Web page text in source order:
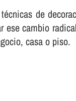
de
ese cambio
casa o piso.